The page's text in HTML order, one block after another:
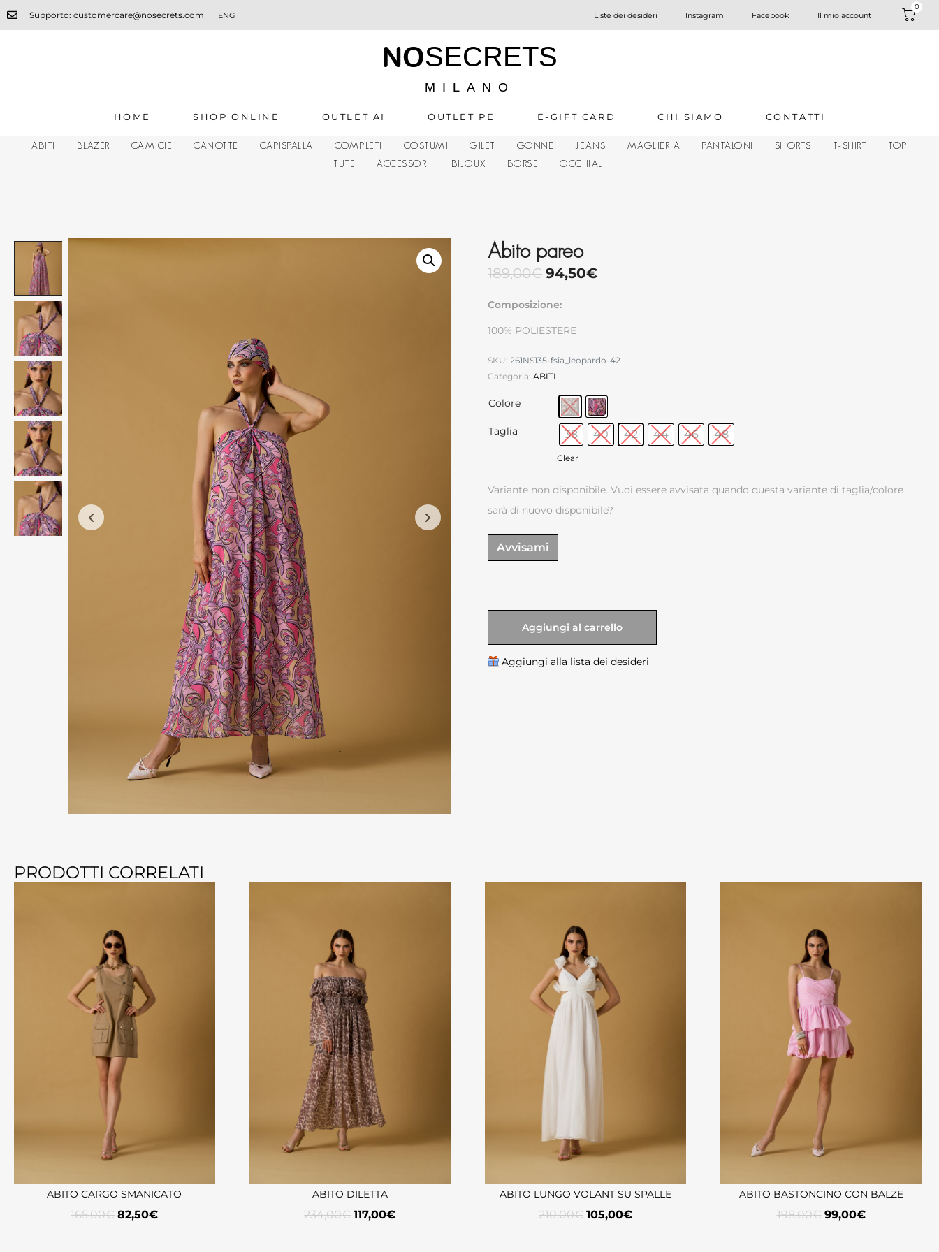
Supporto: customercare@nosecrets.com ENG Liste dei desideri Instagram Facebook Il mio account
0
NOSECRETS
MILANO
HOME SHOP ONLINE OUTLET AI OUTLET PE E-GIFT CARD CHI SIAMO CONTATTI
ABITI BLAZER CAMICIE CANOTTE CAPISPALLA COMPLETI COSTUMI GILET GONNE JEANS MAGLIERIA PANTALONI SHORTS T-SHIRT
TOP
TUTE
ACCESSORI BIJOUX BORSE OCCHIALI
Abito pareo
189,00€ 94,50€
Composizione:
100% POLIESTERE
SKU: 261NS135-fsia_leopardo-42
Categoria: ABITI
Colore
Taglia 38 40 42 44 46 48
Clear
Variante non disponibile. Vuoi essere avvisata quando questa variante di taglia/colore
sarà di nuovo disponibile?
Avvisami
Aggiungi al carrello
Aggiungi alla lista dei desideri
PRODOTTI CORRELATI
ABITO CARGO SMANICATO
165,00€ 82,50€
ABITO DILETTA
234,00€ 117,00€
ABITO LUNGO VOLANT SU SPALLE
210,00€ 105,00€
ABITO BASTONCINO CON BALZE
198,00€ 99,00€